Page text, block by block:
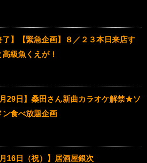
了】【緊急企画】８／２３本日来店す
高級魚くえが！
月29日】桑田さん新曲カラオケ解禁★ソ
ン食べ放題企画
月16日（祝）】居酒屋銀次